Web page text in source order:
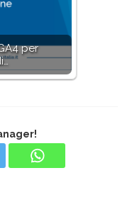
per